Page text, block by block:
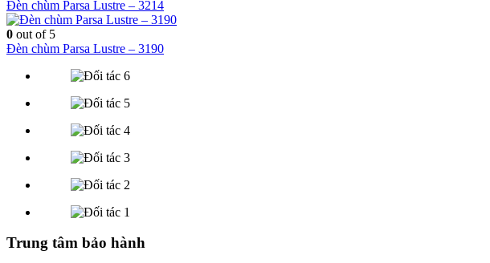
Đèn chùm Parsa Lustre – 3214
0 out of 5
Đèn chùm Parsa Lustre – 3190
Trung tâm bảo hành